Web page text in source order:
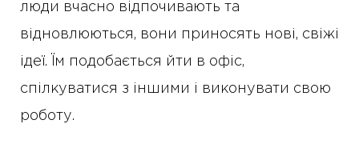
люди вчасно відпочивають та
відновлюються, вони приносять нові, свіжі
ідеї. Їм подобається йти в офіс,
спілкуватися з іншими і виконувати свою
роботу.